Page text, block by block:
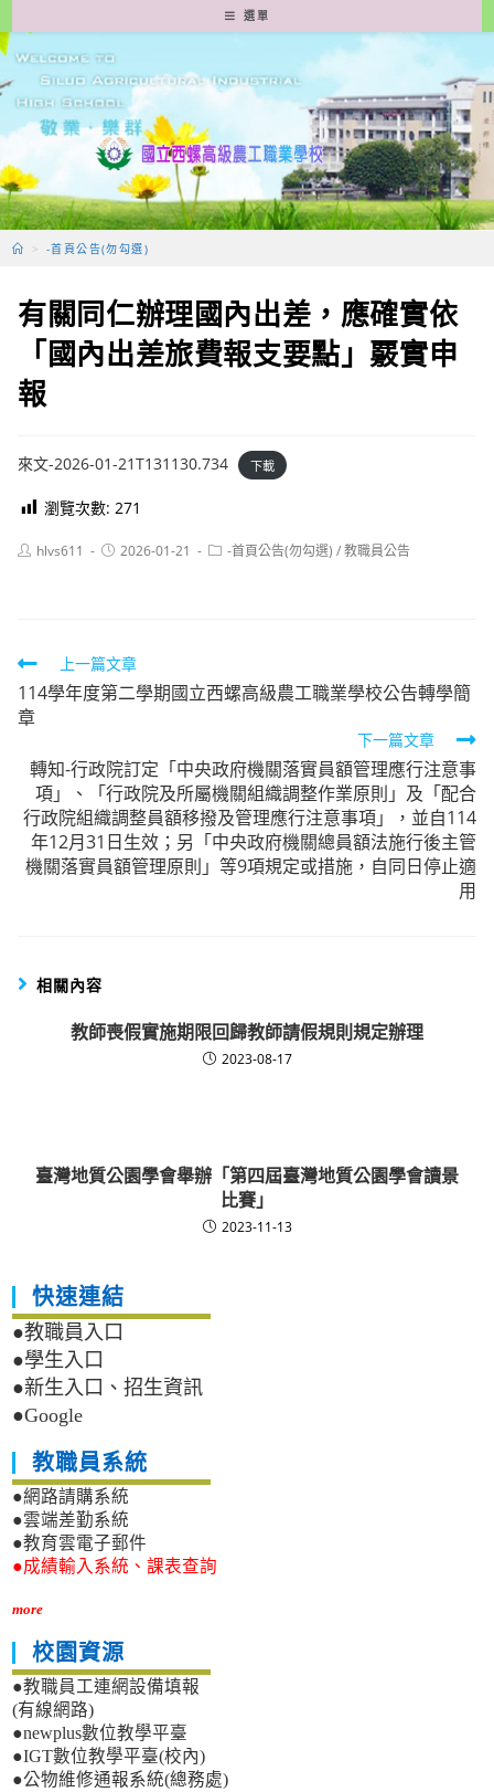
轉
至
要
容
選單
> -首頁公告(勿勾選)
有關同仁辦理國內出差，應確實依
「國內出差旅費報支要點」覈實申
報
來文-2026-01-21T131130.734 下載
瀏覽次數: 271
Posthlvs611
Post2026-01-21
Post-首頁公告(勿勾選) /教職員公告
Read
more
articles
上一篇文章
114學年度第二學期國立西螺高級農工職業學校公告轉學簡
章
下一篇文章
轉知-行政院訂定「中央政府機關落實員額管理應行注意事
項」、「行政院及所屬機關組織調整作業原則」及「配合
行政院組織調整員額移撥及管理應行注意事項」，並自114
年12月31日生效；另「中央政府機關總員額法施行後主管
機關落實員額管理原則」等9項規定或措施，自同日停止適
用
相關內容
教師喪假實施期限回歸教師請假規則規定辦理
2023-08-17
臺灣地質公園學會舉辦「第四屆臺灣地質公園學會讀景
比賽」
2023-11-13
快速連結
●教職員入口
●學生入口
●新生入口、招生資訊
●Google
教職員系統
●網路請購系統
●雲端差勤系統
●教育雲電子郵件
●成績輸入系統、課表查詢
more
校園資源
●教職員工連網設備填報
(有線網路)
●newplus數位教學平臺
●IGT數位教學平臺(校內)
●公物維修通報系統(總務處)